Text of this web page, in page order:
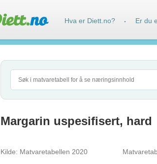
Margarin uspesifisert, hard
Kilde: Matvaretabellen 2020
Hva er Diett.no? · Er du